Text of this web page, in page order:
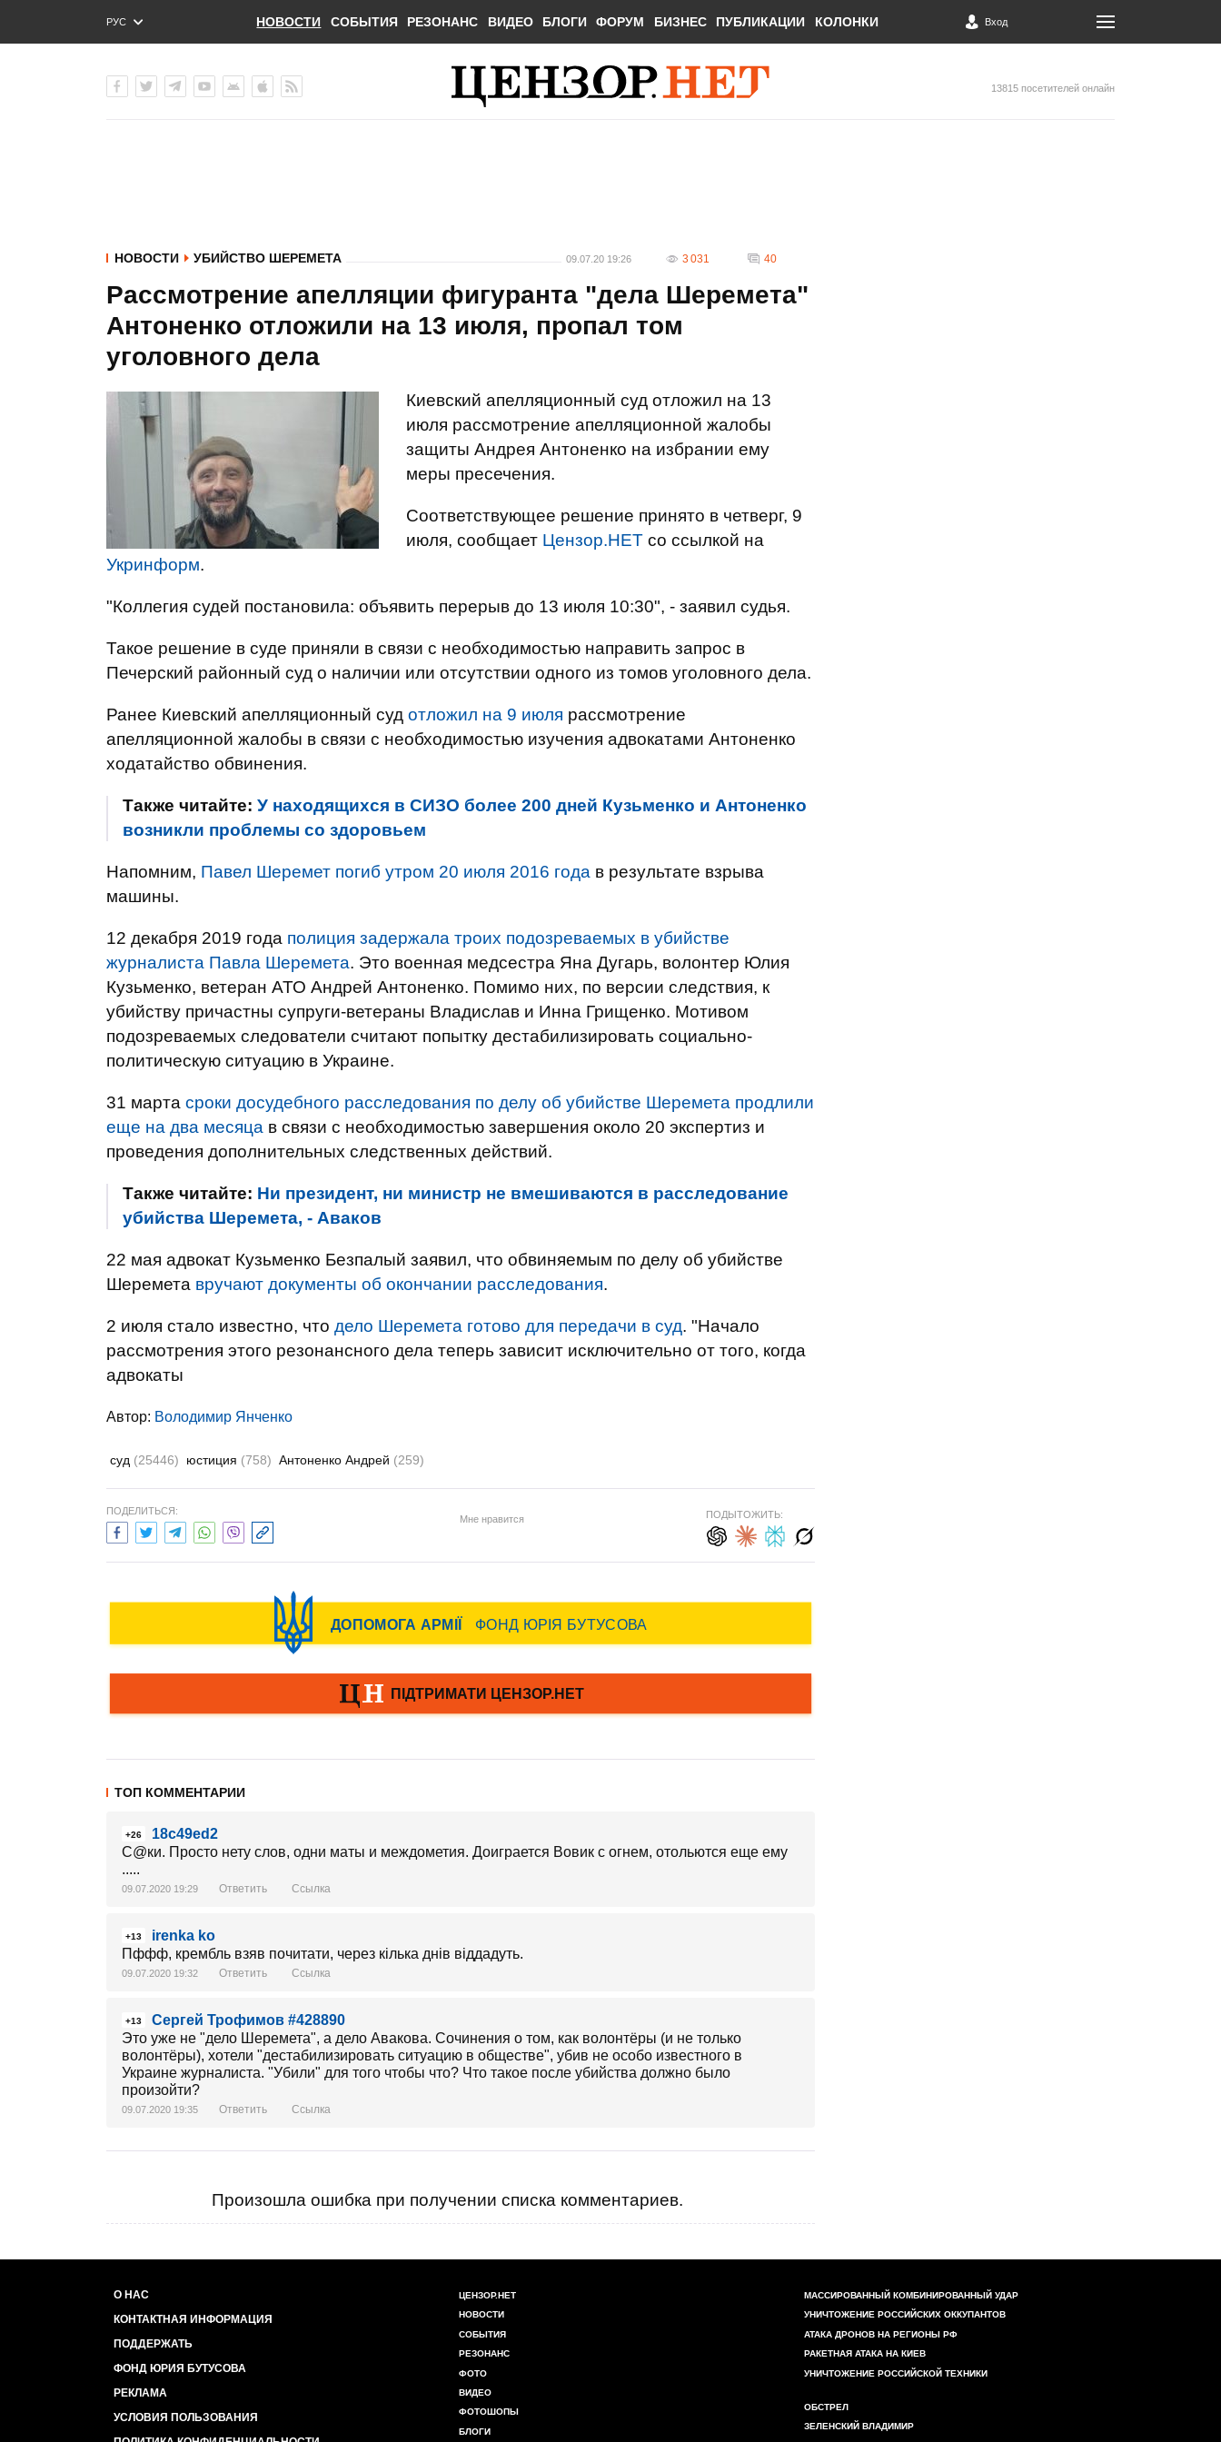
РУС
ENG
НОВОСТИ СОБЫТИЯ РЕЗОНАНС ВИДЕО БЛОГИ ФОРУМ БИЗНЕС ПУБЛИКАЦИИ КОЛОНКИ Вход
13815 посетителей онлайн
НОВОСТИ УБИЙСТВО ШЕРЕМЕТА 09.07.20 19:26 3 031 40
Рассмотрение апелляции фигуранта "дела Шеремета"
Антоненко отложили на 13 июля, пропал том
уголовного дела
Киевский апелляционный суд отложил на 13
июля рассмотрение апелляционной жалобы
защиты Андрея Антоненко на избрании ему
меры пресечения.
Соответствующее решение принято в четверг, 9
июля, сообщает Цензор.НЕТ со ссылкой на
Укринформ.
"Коллегия судей постановила: объявить перерыв до 13 июля 10:30", - заявил судья.
Такое решение в суде приняли в связи с необходимостью направить запрос в
Печерский районный суд о наличии или отсутствии одного из томов уголовного дела.
Ранее Киевский апелляционный суд отложил на 9 июля рассмотрение
апелляционной жалобы в связи с необходимостью изучения адвокатами Антоненко
ходатайство обвинения.
Также читайте: У находящихся в СИЗО более 200 дней Кузьменко и Антоненко
возникли проблемы со здоровьем
Напомним, Павел Шеремет погиб утром 20 июля 2016 года в результате взрыва
машины.
12 декабря 2019 года полиция задержала троих подозреваемых в убийстве
журналиста Павла Шеремета. Это военная медсестра Яна Дугарь, волонтер Юлия
Кузьменко, ветеран АТО Андрей Антоненко. Помимо них, по версии следствия, к
убийству причастны супруги-ветераны Владислав и Инна Грищенко. Мотивом
подозреваемых следователи считают попытку дестабилизировать социально-
политическую ситуацию в Украине.
31 марта сроки досудебного расследования по делу об убийстве Шеремета продлили
еще на два месяца в связи с необходимостью завершения около 20 экспертиз и
проведения дополнительных следственных действий.
Также читайте: Ни президент, ни министр не вмешиваются в расследование
убийства Шеремета, - Аваков
22 мая адвокат Кузьменко Безпалый заявил, что обвиняемым по делу об убийстве
Шеремета вручают документы об окончании расследования.
2 июля стало известно, что дело Шеремета готово для передачи в суд. "Начало
рассмотрения этого резонансного дела теперь зависит исключительно от того, когда
адвокаты
Автор: Володимир Янченко
суд (25446) юстиция (758) Антоненко Андрей (259)
ПОДЕЛИТЬСЯ:
Мне нравится ПОДЫТОЖИТЬ:
ТОП КОММЕНТАРИИ
+26
18c49ed2
C@ки. Просто нету слов, одни маты и междометия. Доиграется Вовик с огнем, отольются еще ему
.....
09.07.2020 19:29 Ответить Ссылка
+13
irenka ko
Пффф, крембль взяв почитати, через кілька днів віддадуть.
09.07.2020 19:32 Ответить Ссылка
+13
Сергей Трофимов #428890
Это уже не "дело Шеремета", а дело Авакова. Сочинения о том, как волонтёры (и не только
волонтёры), хотели "дестабилизировать ситуацию в обществе", убив не особо известного в
Украине журналиста. "Убили" для того чтобы что? Что такое после убийства должно было
произойти?
09.07.2020 19:35 Ответить Ссылка
Произошла ошибка при получении списка комментариев.
О НАС
КОНТАКТНАЯ ИНФОРМАЦИЯ
ПОДДЕРЖАТЬ
ФОНД ЮРИЯ БУТУСОВА
РЕКЛАМА
УСЛОВИЯ ПОЛЬЗОВАНИЯ
ЦЕНЗОР.НЕТ
НОВОСТИ
СОБЫТИЯ
РЕЗОНАНС
ФОТО
ВИДЕО
ФОТОШОПЫ
БЛОГИ
МАССИРОВАННЫЙ КОМБИНИРОВАННЫЙ УДАР
УНИЧТОЖЕНИЕ РОССИЙСКИХ ОККУПАНТОВ
АТАКА ДРОНОВ НА РЕГИОНЫ РФ
РАКЕТНАЯ АТАКА НА КИЕВ
УНИЧТОЖЕНИЕ РОССИЙСКОЙ ТЕХНИКИ
ОБСТРЕЛ
ЗЕЛЕНСКИЙ ВЛАДИМИР